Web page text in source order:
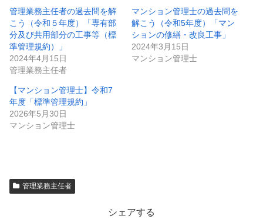
管理業務主任者の過去問を解
こう（令和５年度）「専有部
分及び共用部分の工事等（標
準管理規約）」
2024年4月15日
管理業務主任者
マンション管理士の過去問を
解こう（令和5年度）「マン
ションの修繕・改良工事」
2024年3月15日
マンション管理士
【マンション管理士】令和7
年度「標準管理規約」
2026年5月30日
マンション管理士
管理業務主任者
シェアする